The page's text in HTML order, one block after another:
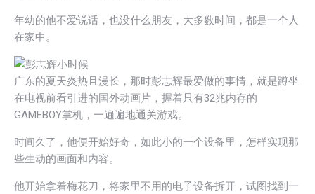
年幼的他不爱说话，也没什么朋友，大多数时间，都是一个人
在家中。
广东的夏天炎热且漫长，那时彭志辉最爱做的事情，就是蹲坐
在电视前看引进的国外动画片，握着只有32兆内存的
GAMEBOY掌机，一遍遍地通关游戏。
时间久了，他便开始好奇，如此小的一个设备里，怎样实现那
些生动的画面和内容。
他开始拿着梅花刀，将家里不用的电子设备拆开，试图找到一